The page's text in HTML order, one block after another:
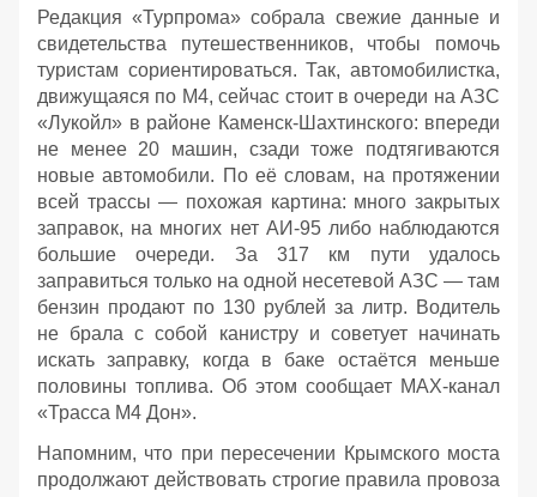
Редакция «Турпрома» собрала свежие данные и
свидетельства путешественников, чтобы помочь
туристам сориентироваться. Так, автомобилистка,
движущаяся по М4, сейчас стоит в очереди на АЗС
«Лукойл» в районе Каменск‑Шахтинского: впереди
не менее 20 машин, сзади тоже подтягиваются
новые автомобили. По её словам, на протяжении
всей трассы — похожая картина: много закрытых
заправок, на многих нет АИ‑95 либо наблюдаются
большие очереди. За 317 км пути удалось
заправиться только на одной несетевой АЗС — там
бензин продают по 130 рублей за литр. Водитель
не брала с собой канистру и советует начинать
искать заправку, когда в баке остаётся меньше
половины топлива. Об этом сообщает МАХ-канал
«Трасса М4 Дон».
Напомним, что при пересечении Крымского моста
продолжают действовать строгие правила провоза